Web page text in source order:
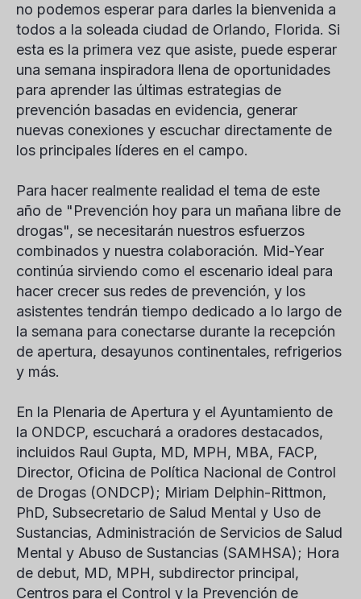
no podemos esperar para darles la bienvenida a
todos a la soleada ciudad de Orlando, Florida. Si
esta es la primera vez que asiste, puede esperar
una semana inspiradora llena de oportunidades
para aprender las últimas estrategias de
prevención basadas en evidencia, generar
nuevas conexiones y escuchar directamente de
los principales líderes en el campo.
Para hacer realmente realidad el tema de este
año de "Prevención hoy para un mañana libre de
drogas", se necesitarán nuestros esfuerzos
combinados y nuestra colaboración. Mid-Year
continúa sirviendo como el escenario ideal para
hacer crecer sus redes de prevención, y los
asistentes tendrán tiempo dedicado a lo largo de
la semana para conectarse durante la recepción
de apertura, desayunos continentales, refrigerios
y más.
En la Plenaria de Apertura y el Ayuntamiento de
la ONDCP, escuchará a oradores destacados,
incluidos Raul Gupta, MD, MPH, MBA, FACP,
Director, Oficina de Política Nacional de Control
de Drogas (ONDCP); Miriam Delphin-Rittmon,
PhD, Subsecretario de Salud Mental y Uso de
Sustancias, Administración de Servicios de Salud
Mental y Abuso de Sustancias (SAMHSA); Hora
de debut, MD, MPH, subdirector principal,
Centros para el Control y la Prevención de